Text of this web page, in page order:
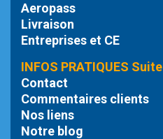
Aeropass
Livraison
Entreprises et CE
INFOS PRATIQUES Suite
Contact
Commentaires clients
Nos liens
Notre blog